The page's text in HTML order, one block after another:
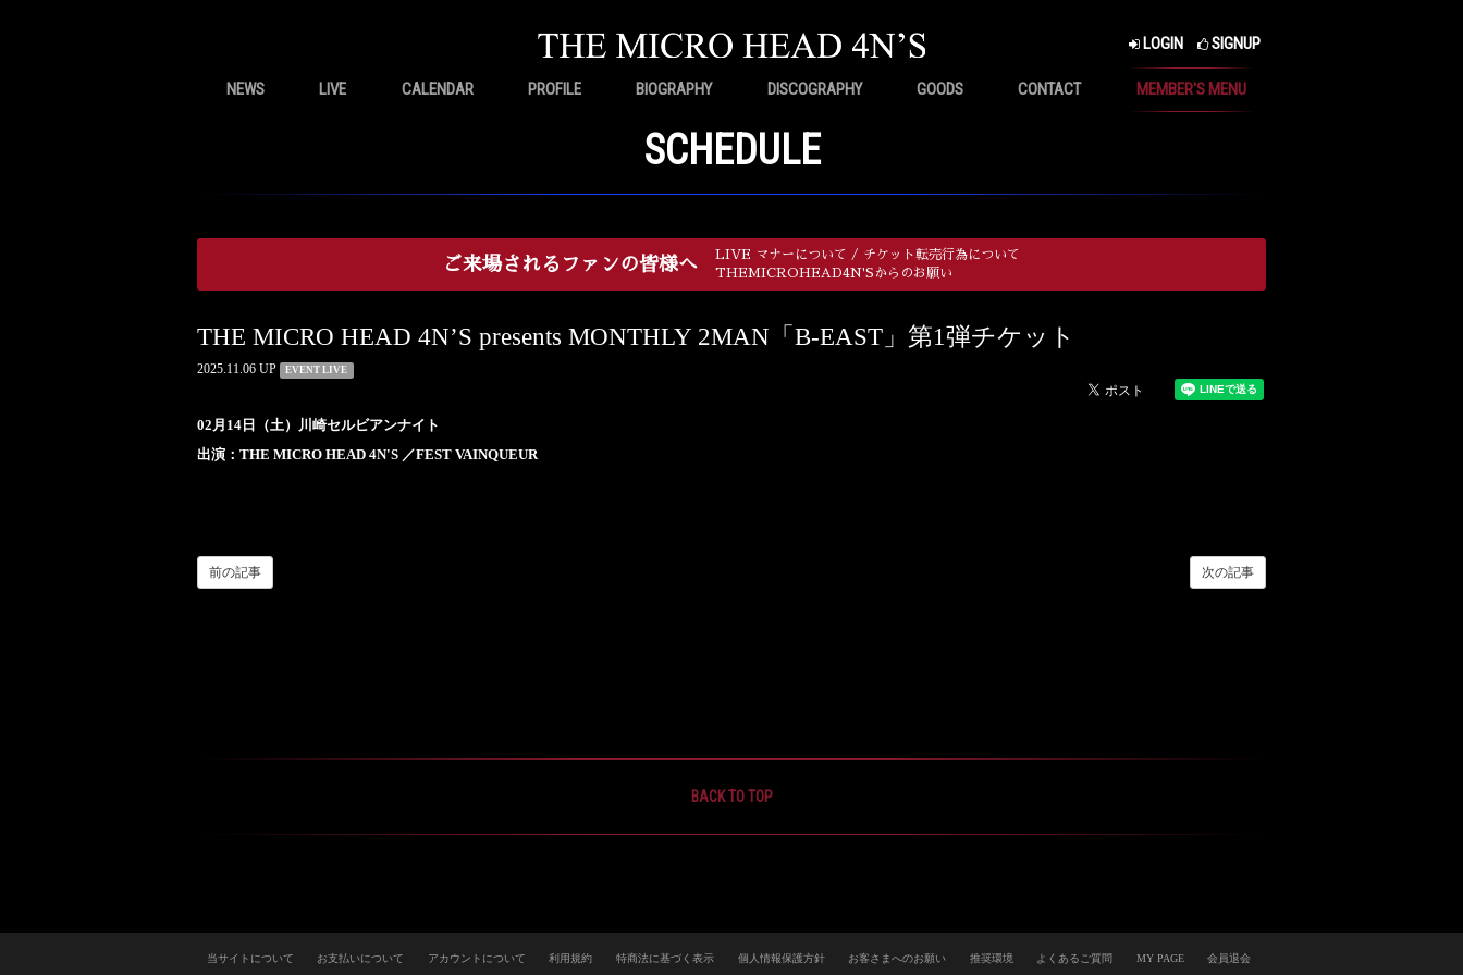
LOGIN SIGNUP
NEWS LIVE CALENDAR PROFILE BIOGRAPHY DISCOGRAPHY GOODS CONTACT MEMBER'S MENU
SCHEDULE
ご来場されるファンの皆様へ
LIVE マナーについて / チケット転売行為について
THEMICROHEAD4N'Sからのお願い
THE MICRO HEAD 4N’S presents MONTHLY 2MAN「B-EAST」第1弾チケット
2025.11.06 UP EVENT LIVE
02月14日（土）川崎セルビアンナイト
出演：THE MICRO HEAD 4N'S ／FEST VAINQUEUR
次の記事
前の記事
BACK TO TOP
当サイトについて お支払いについて アカウントについて 利用規約 特商法に基づく表示 個人情報保護方針 お客さまへのお願い 推奨環境 よくあるご質問 MY PAGE 会員退会